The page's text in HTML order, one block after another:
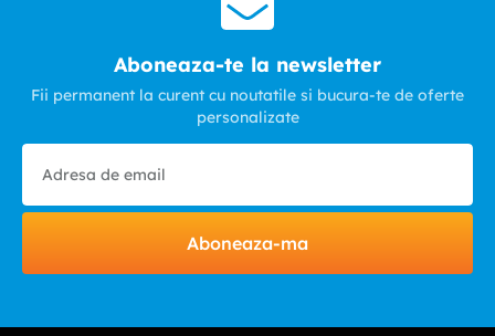
Aboneaza-te la newsletter
Fii permanent la curent cu noutatile si bucura-te de oferte
personalizate
Aboneaza-ma